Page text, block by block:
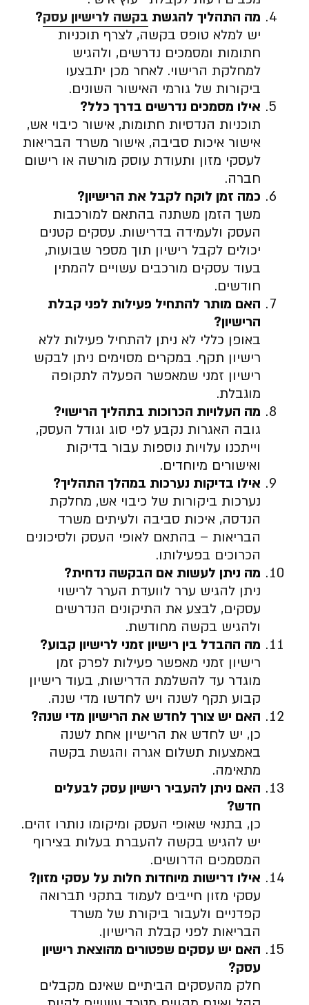
מה התהליך להגשת בקשה לרישיון עסק?
יש למלא טופס בקשה, לצרף תוכניות
חתומות ומסמכים נדרשים, ולהגיש
למחלקת הרישוי. לאחר מכן יתבצעו
ביקורות של גורמי האישור השונים.
אילו מסמכים נדרשים בדרך כלל?
תוכניות הנדסיות חתומות, אישור כיבוי אש,
אישור איכות סביבה, אישור משרד הבריאות
לעסקי מזון ותעודת עוסק מורשה או רישום
חברה.
כמה זמן לוקח לקבל את הרישיון?
משך הזמן משתנה בהתאם למורכבות
העסק ולעמידה בדרישות. עסקים קטנים
יכולים לקבל רישיון תוך מספר שבועות,
בעוד עסקים מורכבים עשויים להמתין
חודשים.
האם מותר להתחיל פעילות לפני קבלת
הרישיון?
באופן כללי לא ניתן להתחיל פעילות ללא
רישיון תקף. במקרים מסוימים ניתן לבקש
רישיון זמני שמאפשר הפעלה לתקופה
מוגבלת.
מה העלויות הכרוכות בתהליך הרישוי?
גובה האגרות נקבע לפי סוג וגודל העסק,
וייתכנו עלויות נוספות עבור בדיקות
ואישורים מיוחדים.
אילו בדיקות נערכות במהלך התהליך?
נערכות ביקורות של כיבוי אש, מחלקת
הנדסה, איכות סביבה ולעיתים משרד
הבריאות – בהתאם לאופי העסק ולסיכונים
הכרוכים בפעילותו.
מה ניתן לעשות אם הבקשה נדחית?
ניתן להגיש ערר לוועדת הערר לרישוי
עסקים, לבצע את התיקונים הנדרשים
ולהגיש בקשה מחודשת.
מה ההבדל בין רישיון זמני לרישיון קבוע?
רישיון זמני מאפשר פעילות לפרק זמן
מוגדר עד להשלמת הדרישות, בעוד רישיון
קבוע תקף לשנה ויש לחדשו מדי שנה.
האם יש צורך לחדש את הרישיון מדי שנה?
כן, יש לחדש את הרישיון אחת לשנה
באמצעות תשלום אגרה והגשת בקשה
מתאימה.
האם ניתן להעביר רישיון עסק לבעלים
חדש?
כן, בתנאי שאופי העסק ומיקומו נותרו זהים.
יש להגיש בקשה להעברת בעלות בצירוף
המסמכים הדרושים.
אילו דרישות מיוחדות חלות על עסקי מזון?
עסקי מזון חייבים לעמוד בתקני תברואה
קפדניים ולעבור ביקורת של משרד
הבריאות לפני קבלת הרישיון.
האם יש עסקים שפטורים מהוצאת רישיון
עסק?
חלק מהעסקים הביתיים שאינם מקבלים